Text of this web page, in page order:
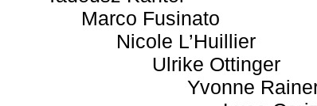
Marco Fusinato
Nicole L’Huillier
Ulrike Ottinger
Yvonne